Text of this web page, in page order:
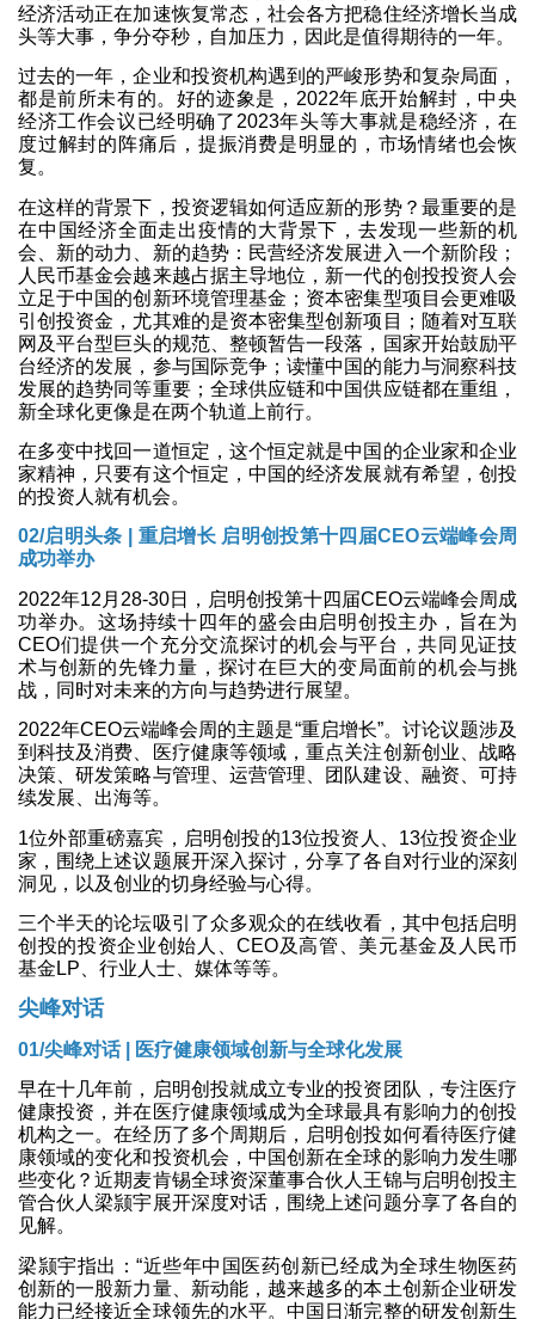
经济活动正在加速恢复常态，社会各方把稳住经济增长当成
头等大事，争分夺秒，自加压力，因此是值得期待的一年。
过去的一年，企业和投资机构遇到的严峻形势和复杂局面，
都是前所未有的。好的迹象是，2022年底开始解封，中央
经济工作会议已经明确了2023年头等大事就是稳经济，在
度过解封的阵痛后，提振消费是明显的，市场情绪也会恢
复。
在这样的背景下，投资逻辑如何适应新的形势？最重要的是
在中国经济全面走出疫情的大背景下，去发现一些新的机
会、新的动力、新的趋势：民营经济发展进入一个新阶段；
人民币基金会越来越占据主导地位，新一代的创投投资人会
立足于中国的创新环境管理基金；资本密集型项目会更难吸
引创投资金，尤其难的是资本密集型创新项目；随着对互联
网及平台型巨头的规范、整顿暂告一段落，国家开始鼓励平
台经济的发展，参与国际竞争；读懂中国的能力与洞察科技
发展的趋势同等重要；全球供应链和中国供应链都在重组，
新全球化更像是在两个轨道上前行。
在多变中找回一道恒定，这个恒定就是中国的企业家和企业
家精神，只要有这个恒定，中国的经济发展就有希望，创投
的投资人就有机会。
02/启明头条 | 重启增长 启明创投第十四届CEO云端峰会周
成功举办
2022年12月28-30日，启明创投第十四届CEO云端峰会周成
功举办。这场持续十四年的盛会由启明创投主办，旨在为
CEO们提供一个充分交流探讨的机会与平台，共同见证技
术与创新的先锋力量，探讨在巨大的变局面前的机会与挑
战，同时对未来的方向与趋势进行展望。
2022年CEO云端峰会周的主题是“重启增长”。讨论议题涉及
到科技及消费、医疗健康等领域，重点关注创新创业、战略
决策、研发策略与管理、运营管理、团队建设、融资、可持
续发展、出海等。
1位外部重磅嘉宾，启明创投的13位投资人、13位投资企业
家，围绕上述议题展开深入探讨，分享了各自对行业的深刻
洞见，以及创业的切身经验与心得。
三个半天的论坛吸引了众多观众的在线收看，其中包括启明
创投的投资企业创始人、CEO及高管、美元基金及人民币
基金LP、行业人士、媒体等等。
尖峰对话
01/尖峰对话 | 医疗健康领域创新与全球化发展
早在十几年前，启明创投就成立专业的投资团队，专注医疗
健康投资，并在医疗健康领域成为全球最具有影响力的创投
机构之一。在经历了多个周期后，启明创投如何看待医疗健
康领域的变化和投资机会，中国创新在全球的影响力发生哪
些变化？近期麦肯锡全球资深董事合伙人王锦与启明创投主
管合伙人梁颕宇展开深度对话，围绕上述问题分享了各自的
见解。
梁颕宇指出：“近些年中国医药创新已经成为全球生物医药
创新的一股新力量、新动能，越来越多的本土创新企业研发
能力已经接近全球领先的水平。中国日渐完整的研发创新生